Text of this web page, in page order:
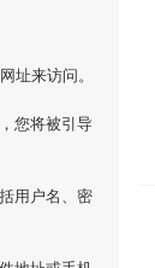
址来访问。
您将被引导
用户名、密